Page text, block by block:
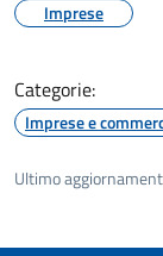
Imprese
Categorie:
Imprese e
Ultimo